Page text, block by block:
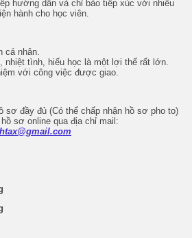
hướng dẫn và chỉ bảo tiếp xúc với nhiều
hành cho học viên.
cá nhân.
nhiệt tình, hiếu học là một lợi thế rất lớn.
với công việc được giao.
sơ đầy đủ (Có thể chấp nhận hồ sơ pho to)
sơ online qua địa chỉ mail: